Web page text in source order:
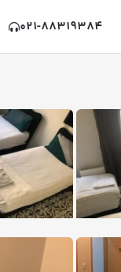
021-88319384